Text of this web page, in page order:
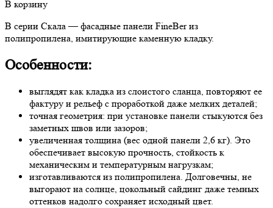
В корзину
В серии Скала — фасадные панели FineBer из
полипропилена, имитирующие каменную кладку.
Особенности:
выглядят как кладка из слоистого сланца, повторяют ее
фактуру и рельеф с проработкой даже мелких деталей;
точная геометрия: при установке панели стыкуются без
заметных швов или зазоров;
увеличенная толщина (вес одной панели 2,6 кг). Это
обеспечивает высокую прочность, стойкость к
механическим и температурным нагрузкам;
изготавливаются из полипропилена. Долговечны, не
выгорают на солнце, цокольный сайдинг даже темных
оттенков надолго сохраняет исходный цвет.